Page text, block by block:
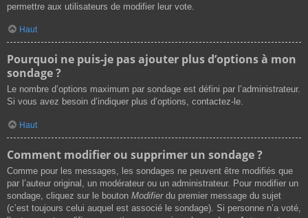
permettre aux utilisateurs de modifier leur vote.
Haut
Pourquoi ne puis-je pas ajouter plus d’options à mon
sondage ?
Le nombre d’options maximum par sondage est défini par l’administrateur.
Si vous avez besoin d’indiquer plus d’options, contactez-le.
Haut
Comment modifier ou supprimer un sondage ?
Comme pour les messages, les sondages ne peuvent être modifiés que
par l’auteur original, un modérateur ou un administrateur. Pour modifier un
sondage, cliquez sur le bouton Modifierdu premier message du sujet
(c’est toujours celui auquel est associé le sondage). Si personne n’a voté,